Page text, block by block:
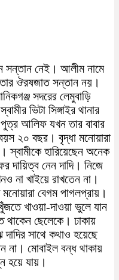
সন্তান নেই। আলীম নামে
তার ঔরষজাত সন্তান নয়।
সদরের লেমুবাড়ি
ভিটা সিঙ্গাইর থানার
আলিফ যখন তার বাবার
২০ বছর। বৃদ্ধা মনোয়ারা
হারিয়েছেন অনেক
নেন দাদি। নিজে
না খাইয়ে রাখতেন না।
বেগম পাগলপ্রায়।
খাওয়া-দাওয়া ভুলে যান
থাকেন ছেলেকে। ঢাকায়
সাথে কথাও হয়েছে
না। মোবাইল বন্ধ থাকায়
হয়ে যায়।